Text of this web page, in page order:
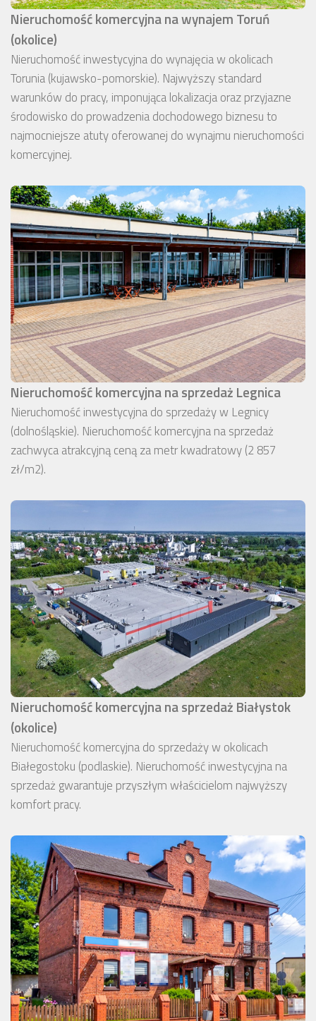
Nieruchomość komercyjna na wynajem Toruń
(okolice)
Nieruchomość inwestycyjna do wynajęcia w okolicach
Torunia (kujawsko-pomorskie). Najwyższy standard
warunków do pracy, imponująca lokalizacja oraz przyjazne
środowisko do prowadzenia dochodowego biznesu to
najmocniejsze atuty oferowanej do wynajmu nieruchomości
komercyjnej.
Nieruchomość komercyjna na sprzedaż Legnica
Nieruchomość inwestycyjna do sprzedaży w Legnicy
(dolnośląskie). Nieruchomość komercyjna na sprzedaż
zachwyca atrakcyjną ceną za metr kwadratowy (2 857
zł/m2).
Nieruchomość komercyjna na sprzedaż Białystok
(okolice)
Nieruchomość komercyjna do sprzedaży w okolicach
Białegostoku (podlaskie). Nieruchomość inwestycyjna na
sprzedaż gwarantuje przyszłym właścicielom najwyższy
komfort pracy.